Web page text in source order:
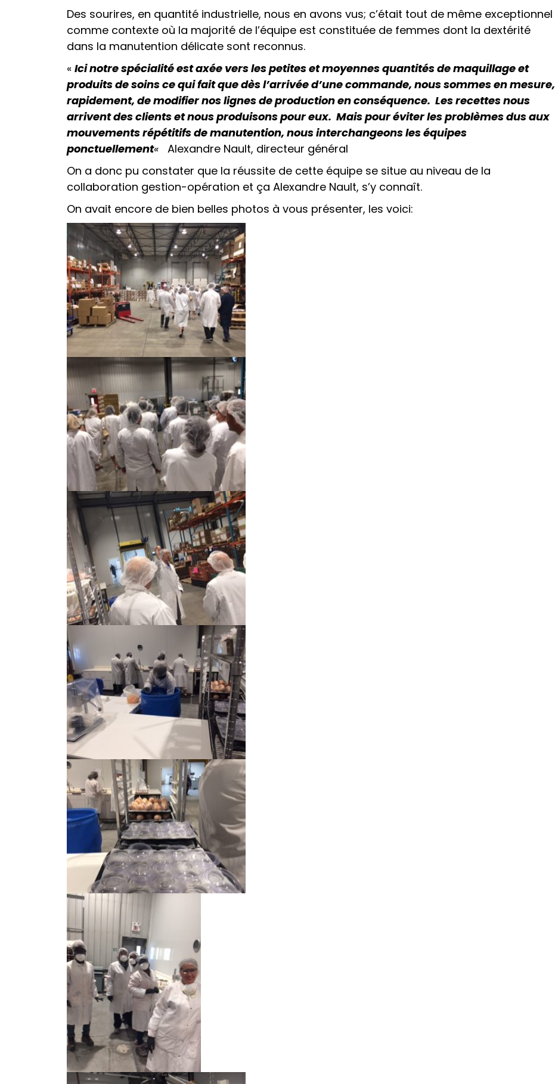
Des sourires, en quantité industrielle, nous en avons vus; c’était tout de même exceptionnel
comme contexte où la majorité de l’équipe est constituée de femmes dont la dextérité
dans la manutention délicate sont reconnus.
« Ici notre spécialité est axée vers les petites et moyennes quantités de maquillage et
produits de soins ce qui fait que dès l’arrivée d’une commande, nous sommes en mesure,
rapidement, de modifier nos lignes de production en conséquence. Les recettes nous
arrivent des clients et nous produisons pour eux. Mais pour éviter les problèmes dus aux
mouvements répétitifs de manutention, nous interchangeons les équipes
ponctuellement« Alexandre Nault, directeur général
On a donc pu constater que la réussite de cette équipe se situe au niveau de la
collaboration gestion-opération et ça Alexandre Nault, s’y connaît.
On avait encore de bien belles photos à vous présenter, les voici: